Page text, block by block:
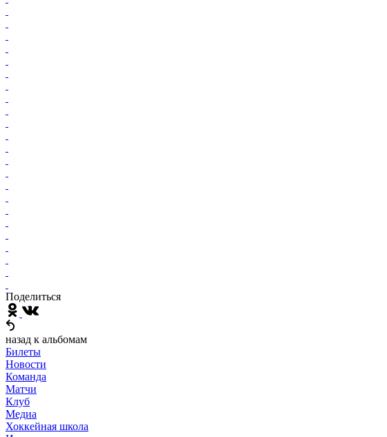
Поделиться
назад к альбомам
Билеты
Новости
Команда
Матчи
Клуб
Медиа
Хоккейная школа